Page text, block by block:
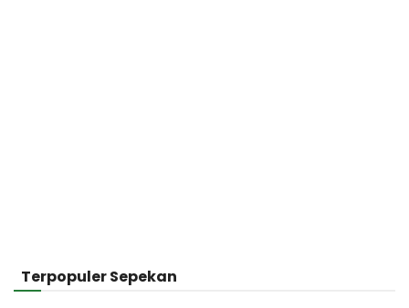
Terpopuler Sepekan